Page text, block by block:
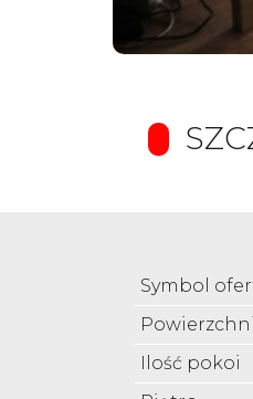
Symbol
Ilość pokoi